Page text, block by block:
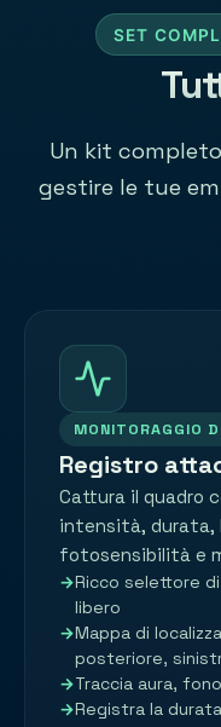
SET
Un kit
gestire le tue
MONITORAGGIO
Registro
Cattura il quadro
intensità, durata,
fotosensibilità e
Ricco selettore
libero
Mappa di
posteriore,
Traccia aura,
Registra la